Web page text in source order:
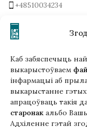
Каб забяспечыць
выкарыстоўваем
інфармацыі аб
выкарыстанне
апрацоўваць такія
старонак альбо
Адхіленне гэтай
з
+48510034234